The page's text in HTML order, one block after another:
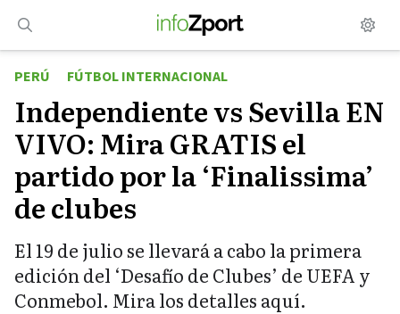
contenido
PERÚ
FÚTBOL INTERNACIONAL
Independiente vs Sevilla EN
VIVO: Mira GRATIS el
partido por la ‘Finalissima’
de clubes
El 19 de julio se llevará a cabo la primera
edición del ‘Desafío de Clubes’ de UEFA y
Conmebol. Mira los detalles aquí.